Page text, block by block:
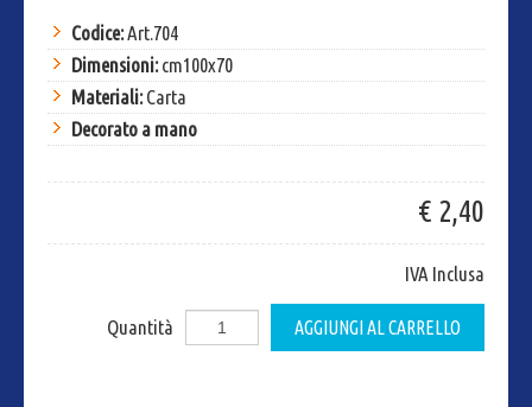
Codice:Art.704
Dimensioni:cm100x70
Materiali:Carta
Decorato a mano
€ 2,40
IVA Inclusa
Quantità